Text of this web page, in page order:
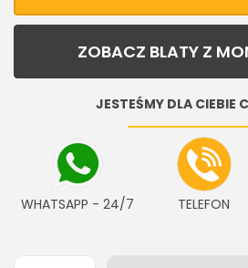
ZOBACZ BLATY Z
JESTEŚMY DLA CIEBIE
WHATSAPP - 24/7 TELEFON